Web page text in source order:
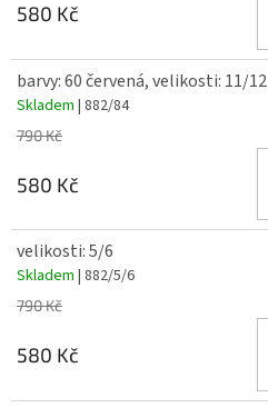
580 Kč
barvy: 60 červená, velikosti: 11/12
Skladem | 882/84
790 Kč
580 Kč
velikosti: 5/6
Skladem | 882/5/6
790 Kč
580 Kč